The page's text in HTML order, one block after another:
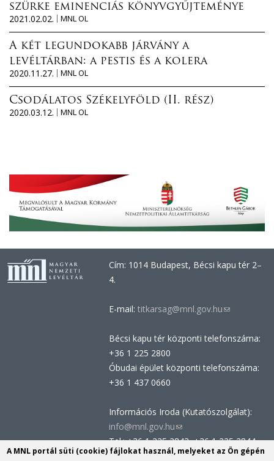
szürke eminenciás könyvgyűjteménye
2021.02.02.
MNL OL
A két legundokabb járvány a
levéltárban: a pestis és a kolera
2020.11.27.
MNL OL
Csodálatos Székelyföld (II. rész)
2020.03.12.
MNL OL
Cím: 1014 Budapest, Bécsi kapu tér 2–
4.
E-mail: titkarsag@mnl.gov.hu(link
e-
Bécsi kapu tér központi telefonszáma:
+36 1 225 2800
Óbudai épület központi telefonszáma:
+36 1 437 0660
Információs Iroda (Kutatószolgálat):
info@mnl.gov.hu(link
sends
e-
Tel.: +36 1 225 2843, +36 1 225 2844
Postacím: 1014 Budapest, Bécsi kapu
A MNL portál süti (cookie) fájlokat használ, melyeket az Ön gépén